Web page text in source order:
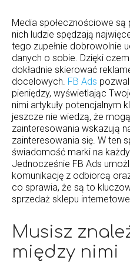
Media społecznościowe są
nich ludzie spędzają
tego zupełnie dobrowolnie
danych o sobie. Dzięki
dokładnie skierować
docelowych. FB Ads
pieniędzy, wyświetlając
nimi artykuły potencjalnym
jeszcze nie wiedzą, że
zainteresowania wskazują
zainteresowania się. W ten
świadomość marki na
Jednocześnie FB Ads
komunikację z odbiorcą
co sprawia, że są to
sprzedaż sklepu
Musisz
między nimi